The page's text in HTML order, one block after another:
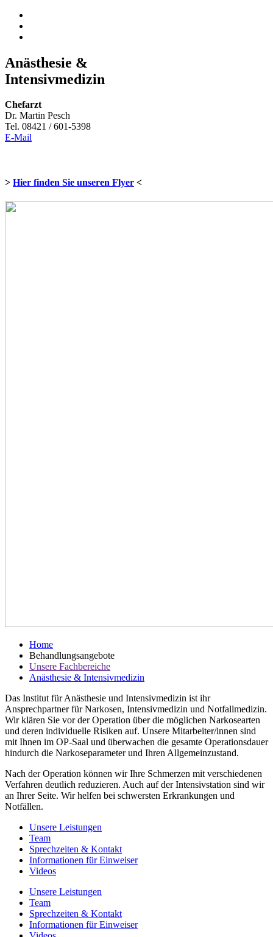
Anästhesie &
Intensivmedizin
Chefarzt
Dr. Martin Pesch
Tel. 08421 / 601-5398
E-Mail
> Hier finden Sie unseren Flyer <
Home
Behandlungsangebote
Unsere Fachbereiche
Anästhesie & Intensivmedizin
Das Institut für Anästhesie und Intensivmedizin ist ihr
Ansprechpartner für Narkosen, Intensivmedizin und Notfallmedizin.
Wir klären Sie vor der Operation über die möglichen Narkosearten
und deren individuelle Risiken auf. Unsere Mitarbeiter/innen sind
mit Ihnen im OP-Saal und überwachen die gesamte Operationsdauer
hindurch die Narkoseparameter und Ihren Allgemeinzustand.
Nach der Operation können wir Ihre Schmerzen mit verschiedenen
Verfahren deutlich reduzieren. Auch auf der Intensivstation sind wir
an Ihrer Seite. Wir helfen bei schwersten Erkrankungen und
Notfällen.
Unsere Leistungen
Team
Sprechzeiten & Kontakt
Informationen für Einweiser
Videos
Unsere Leistungen
Team
Sprechzeiten & Kontakt
Informationen für Einweiser